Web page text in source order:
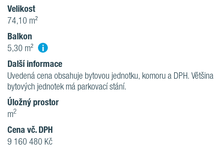
Velikost
74,10 m²
Balkon
5,30 m² i
Další informace
Uvedená cena obsahuje bytovou jednotku, komoru a DPH. Většina
bytových jednotek má parkovací stání.
Úložný prostor
m2
Cena vč. DPH
9 160 480 Kč